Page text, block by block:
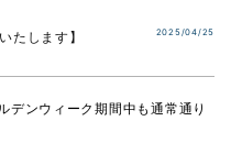
たします】 2025/04/25
デンウィーク期間中も通常通り